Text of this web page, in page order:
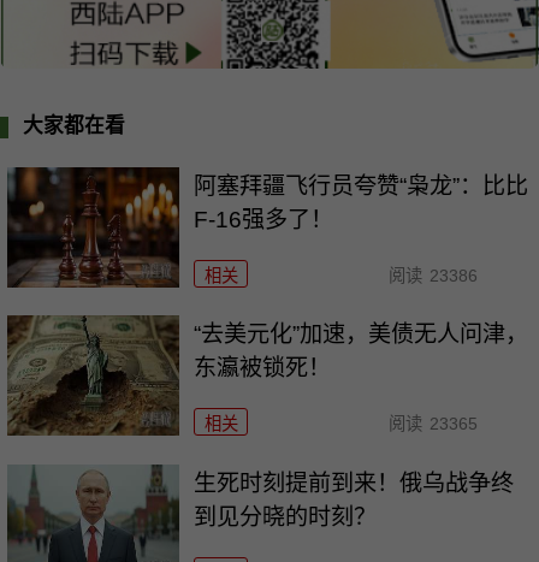
大家都在看
阿塞拜疆飞行员夸赞“枭龙”：比比
F-16强多了！
相关 阅读 23386
“去美元化”加速，美债无人问津，
东瀛被锁死！
相关 阅读 23365
生死时刻提前到来！俄乌战争终
到见分晓的时刻？